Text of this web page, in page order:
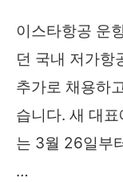
울
제
주
부
산)
이스타항공 운
던 국내 저가항
추가로 채용하
습니다. 새 대
는 3월 26일부
…